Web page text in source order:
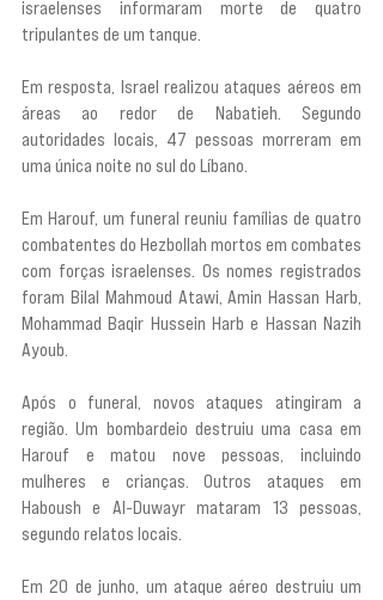
israelenses informaram morte de quatro
tripulantes de um tanque.
Em resposta, Israel realizou ataques aéreos em
áreas ao redor de Nabatieh. Segundo
autoridades locais, 47 pessoas morreram em
uma única noite no sul do Líbano.
Em Harouf, um funeral reuniu famílias de quatro
combatentes do Hezbollah mortos em combates
com forças israelenses. Os nomes registrados
foram Bilal Mahmoud Atawi, Amin Hassan Harb,
Mohammad Baqir Hussein Harb e Hassan Nazih
Ayoub.
Após o funeral, novos ataques atingiram a
região. Um bombardeio destruiu uma casa em
Harouf e matou nove pessoas, incluindo
mulheres e crianças. Outros ataques em
Haboush e Al-Duwayr mataram 13 pessoas,
segundo relatos locais.
Em 20 de junho, um ataque aéreo destruiu um